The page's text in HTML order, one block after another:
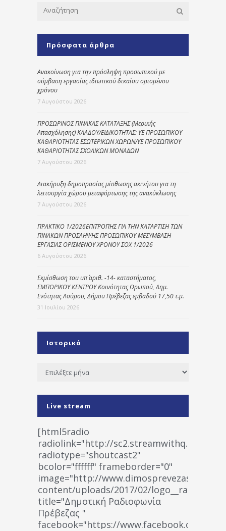
Πρόσφατα άρθρα
Ανακοίνωση για την πρόσληψη προσωπικού με
σύμβαση εργασίας ιδιωτικού δικαίου ορισμένου
χρόνου
7 Αυγούστου 2026
ΠΡΟΣΩΡΙΝΟΣ ΠΙΝΑΚΑΣ ΚΑΤΑΤΑΞΗΣ (Μερικής
Απασχόλησης) ΚΛΑΔΟΥ/ΕΙΔΙΚΟΤΗΤΑΣ: ΥΕ ΠΡΟΣΩΠΙΚΟΥ
ΚΑΘΑΡΙΟΤΗΤΑΣ ΕΣΩΤΕΡΙΚΩΝ ΧΩΡΩΝ/ΥΕ ΠΡΟΣΩΠΙΚΟΥ
ΚΑΘΑΡΙΟΤΗΤΑΣ ΣΧΟΛΙΚΩΝ ΜΟΝΑΔΩΝ
7 Αυγούστου 2026
Διακήρυξη δημοπρασίας μίσθωσης ακινήτου για τη
λειτουργία χώρου μεταφόρτωσης της ανακύκλωσης
7 Αυγούστου 2026
ΠΡΑΚΤΙΚΟ 1/2026ΕΠΙΤΡΟΠΗΣ ΓΙΑ ΤΗΝ ΚΑΤΑΡΤΙΣΗ ΤΩΝ
ΠΙΝΑΚΩΝ ΠΡΟΣΛΗΨΗΣ ΠΡΟΣΩΠΙΚΟΥ ΜΕΣΥΜΒΑΣΗ
ΕΡΓΑΣΙΑΣ ΟΡΙΣΜΕΝΟΥ ΧΡΟΝΟΥ ΣΟΧ 1/2026
6 Αυγούστου 2026
Εκμίσθωση του υπ΄ αριθ. -14- καταστήματος,
ΕΜΠΟΡΙΚΟΥ ΚΕΝΤΡΟΥ Κοινότητας Ωρωπού, Δημ.
Ενότητας Λούρου, Δήμου Πρέβεζας εμβαδού 17,50 τ.μ.
31 Ιουλίου 2026
Ιστορικό
Ιστορικό
Live stream
[html5radio
radiolink="http://
radiotype="shoutcast2"
bcolor="ffffff" frameborder="0"
image="http://www.dimosprevezas.gr/wp-
content/uploads/2017/02/
title="Δημοτική Ραδιοφωνία
Πρέβεζας "
facebook="https://www.facebook.com/